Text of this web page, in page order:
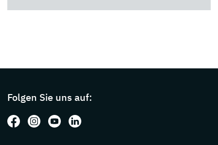
Folgen Sie uns auf:
Folgen Sie uns auf: Facebook
Folgen Sie uns auf: Instagram
Folgen Sie uns auf: Youtube
Folgen Sie uns auf: LinkedIn